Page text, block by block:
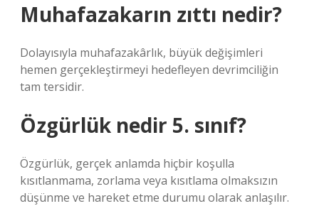
Muhafazakarın zıttı nedir?
Dolayısıyla muhafazakârlık, büyük değişimleri
hemen gerçekleştirmeyi hedefleyen devrimciliğin
tam tersidir.
Özgürlük nedir 5. sınıf?
Özgürlük, gerçek anlamda hiçbir koşulla
kısıtlanmama, zorlama veya kısıtlama olmaksızın
düşünme ve hareket etme durumu olarak anlaşılır.